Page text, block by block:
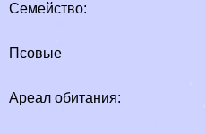
Семейство:
Псовые
Ареал обитания: